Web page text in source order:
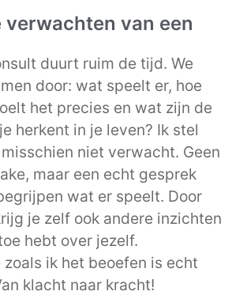
verwachten van een
duurt ruim de tijd. We
door: wat speelt er, hoe
het precies en wat zijn de
herkent in je leven? Ik stel
niet verwacht. Geen
maar een echt gesprek
wat er speelt. Door
je zelf ook andere inzichten
hebt over jezelf.
ik het beoefen is echt
klacht naar kracht!